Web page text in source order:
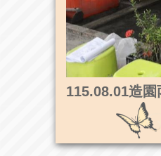
115.08.01造